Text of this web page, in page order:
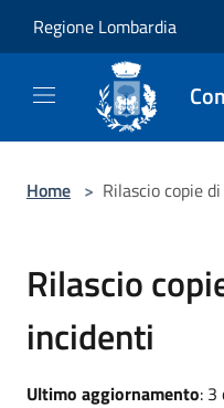
Regione Lombardia
Home > Rilascio copie
Rilascio
incidenti
Ultimo aggiornamento: